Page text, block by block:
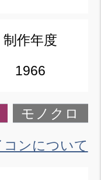
制作年度
1966
モノクロ
ンについて